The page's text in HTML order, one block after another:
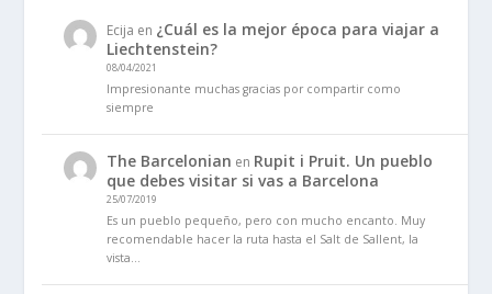
Ecija en ¿Cuál es la mejor época para viajar a
Liechtenstein?
08/04/2021
Impresionante muchas gracias por compartir como
siempre
The Barcelonian en Rupit i Pruit. Un pueblo
que debes visitar si vas a Barcelona
25/07/2019
Es un pueblo pequeño, pero con mucho encanto. Muy
recomendable hacer la ruta hasta el Salt de Sallent, la
vista…